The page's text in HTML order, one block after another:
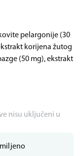
pelargonije (30
korijena žutog
(50 mg), ekstrakt
nisu uključeni u